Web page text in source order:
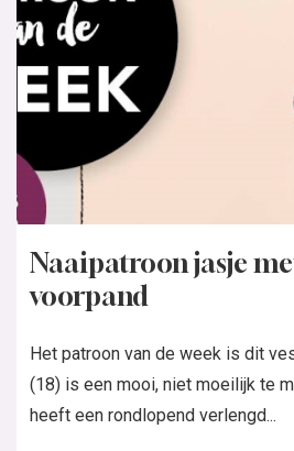
Naaipatroon jasje
voorpand
Het patroon van de week is dit
(18) is een mooi, niet moeilijk te
heeft een rondlopend verlengd...